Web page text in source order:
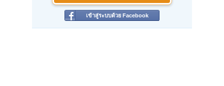
เข้าสู่ระบบด้วย Facebook